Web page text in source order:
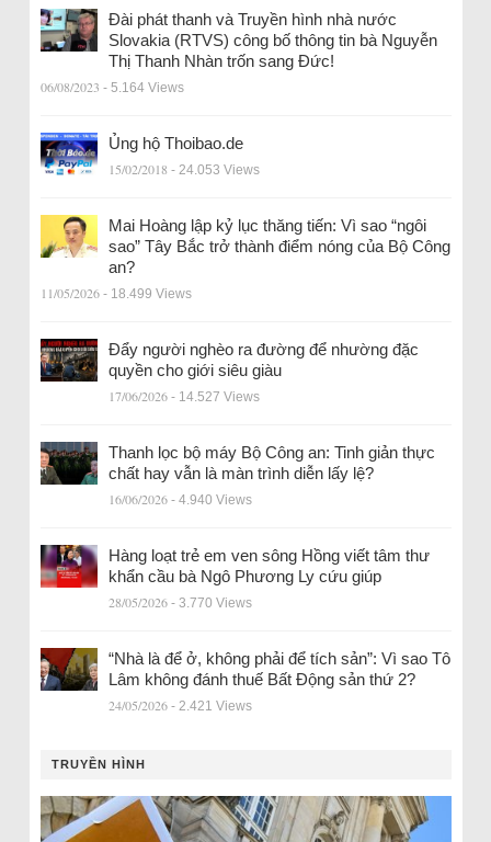
Đài phát thanh và Truyền hình nhà nước
Slovakia (RTVS) công bố thông tin bà Nguyễn
Thị Thanh Nhàn trốn sang Đức!
06/08/2023 - 5.164 Views
Ủng hộ Thoibao.de
15/02/2018 - 24.053 Views
Mai Hoàng lập kỷ lục thăng tiến: Vì sao “ngôi
sao” Tây Bắc trở thành điểm nóng của Bộ Công
an?
11/05/2026 - 18.499 Views
Đẩy người nghèo ra đường để nhường đặc
quyền cho giới siêu giàu
17/06/2026 - 14.527 Views
Thanh lọc bộ máy Bộ Công an: Tinh giản thực
chất hay vẫn là màn trình diễn lấy lệ?
16/06/2026 - 4.940 Views
Hàng loạt trẻ em ven sông Hồng viết tâm thư
khẩn cầu bà Ngô Phương Ly cứu giúp
28/05/2026 - 3.770 Views
“Nhà là để ở, không phải để tích sản”: Vì sao Tô
Lâm không đánh thuế Bất Động sản thứ 2?
24/05/2026 - 2.421 Views
TRUYỀN HÌNH